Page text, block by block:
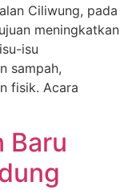
Ciliwung, pada
meningkatkan
isu
sampah,
fisik. Acara
Baru